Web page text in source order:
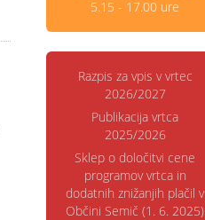
5.15 - 17.00 ure
Razpis za vpis v vrtec
2026/2027
Publikacija vrtca
2025/2026
Sklep o določitvi cene
programov vrtca in
dodatnih znižanjih plačil v
Občini Semič (1. 6. 2025)